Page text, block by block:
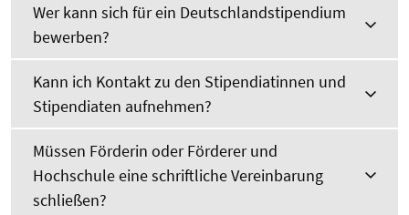
Wer kann sich für ein Deutschlandstipendium
bewerben?
Kann ich Kontakt zu den Stipendiatinnen und
Stipendiaten aufnehmen?
Müssen Förderin oder Förderer und
Hochschule eine schriftliche Vereinbarung
schließen?